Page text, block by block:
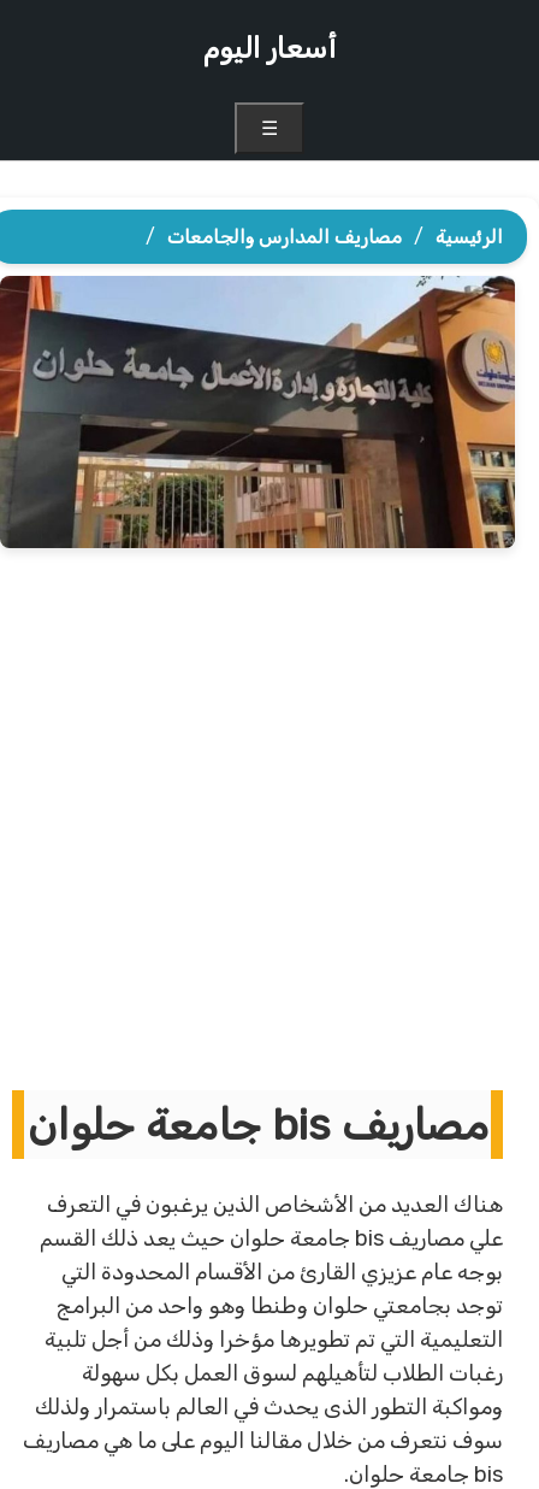
أسعار اليوم
الرئيسية / مصاريف المدارس والجامعات /
مصاريف bis جامعة حلوان
هناك العديد من الأشخاص الذين يرغبون في التعرف
علي مصاريف bis جامعة حلوان حيث يعد ذلك القسم
بوجه عام عزيزي القارئ من الأقسام المحدودة التي
توجد بجامعتي حلوان وطنطا وهو واحد من البرامج
التعليمية التي تم تطويرها مؤخرا وذلك من أجل تلبية
رغبات الطلاب لتأهيلهم لسوق العمل بكل سهولة
ومواكبة التطور الذى يحدث في العالم باستمرار ولذلك
سوف نتعرف من خلال مقالنا اليوم على ما هي مصاريف
bis جامعة حلوان.